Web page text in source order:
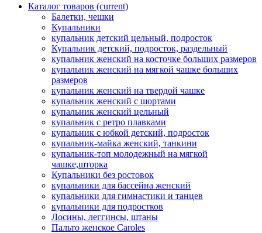
Каталог товаров (current)
Балетки, чешки
Купальники
купальник детский цельный, подросток
Купальник детский, подросток, раздельный
купальник женский на косточке больших размеров
купальник женский на мягкой чашке больших
размеров
купальник женский на твердой чашке
купальник женский с шортами
купальник женский цельный
купальник с ретро плавками
купальник с юбкой детский, подросток
купальник-майка женский, танкини
купальник-топ молодежный на мягкой
чашке,шторка
Купальники без ростовок
купальники для бассейна женский
купальники для гимнастики и танцев
купальники для подростков
Лосины, леггинсы, штаны
Пальто женское Caroles